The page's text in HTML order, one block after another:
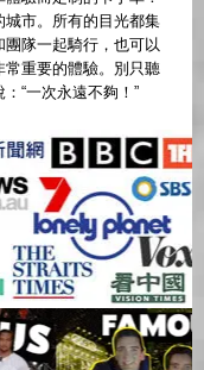
城市。所有的目光都集
隊一起騎行，也可以
重要的體驗。別只聽
“一次永遠不夠！”